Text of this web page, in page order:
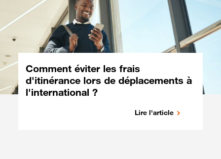
Comment éviter les frais
d'itinérance lors de déplacements à
l'international ?
Lire l'article